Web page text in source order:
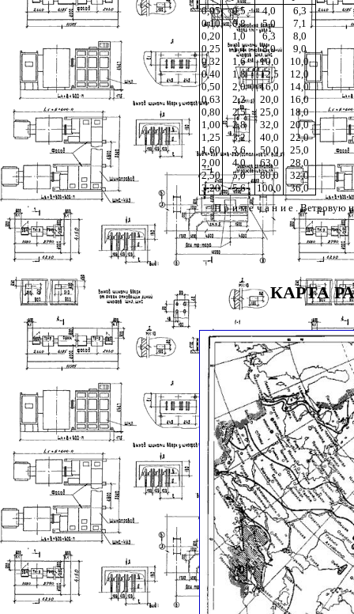
0,05
0,5 4,0
6,3
0,10
0,8 5,0
7,1
0,20
1,0 6,3
8,0
0,25
1,4 8,0
9,0
0,32
1,6 10,0
10,0
0,40
1,8 12,5
12,0
0,50
2,0 16,0
14,0
0,63
2,2 20,0
16,0
0,80
2,5 25,0
18,0
1,00
2,8 32,0
20,0
1,25
3,2 40,0
22,0
1,60
3,6 50,0
25,0
2,00
4,0 63,0
28,0
2,50
5,0 80,0
32,0
3,20
5,6 100,0
36,0
Примечание . Ветровую
КАРТА